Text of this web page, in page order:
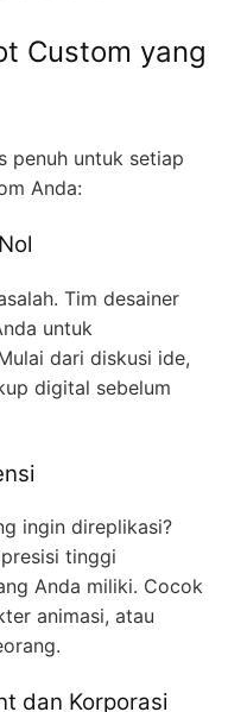
Custom yang
penuh untuk setiap
Anda:
Tim desainer
untuk
dari diskusi ide,
digital sebelum
ingin direplikasi?
tinggi
Anda miliki. Cocok
animasi, atau
dan Korporasi